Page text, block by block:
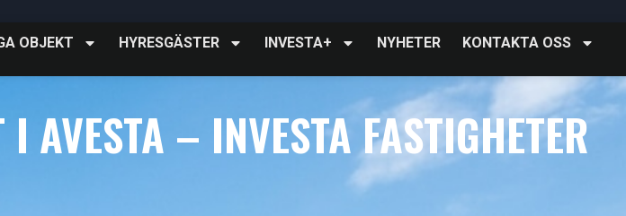
OBJEKT HYRESGÄSTER INVESTA+ NYHETER KONTAKTA OSS
AVESTA – INVESTA FASTIGHETER